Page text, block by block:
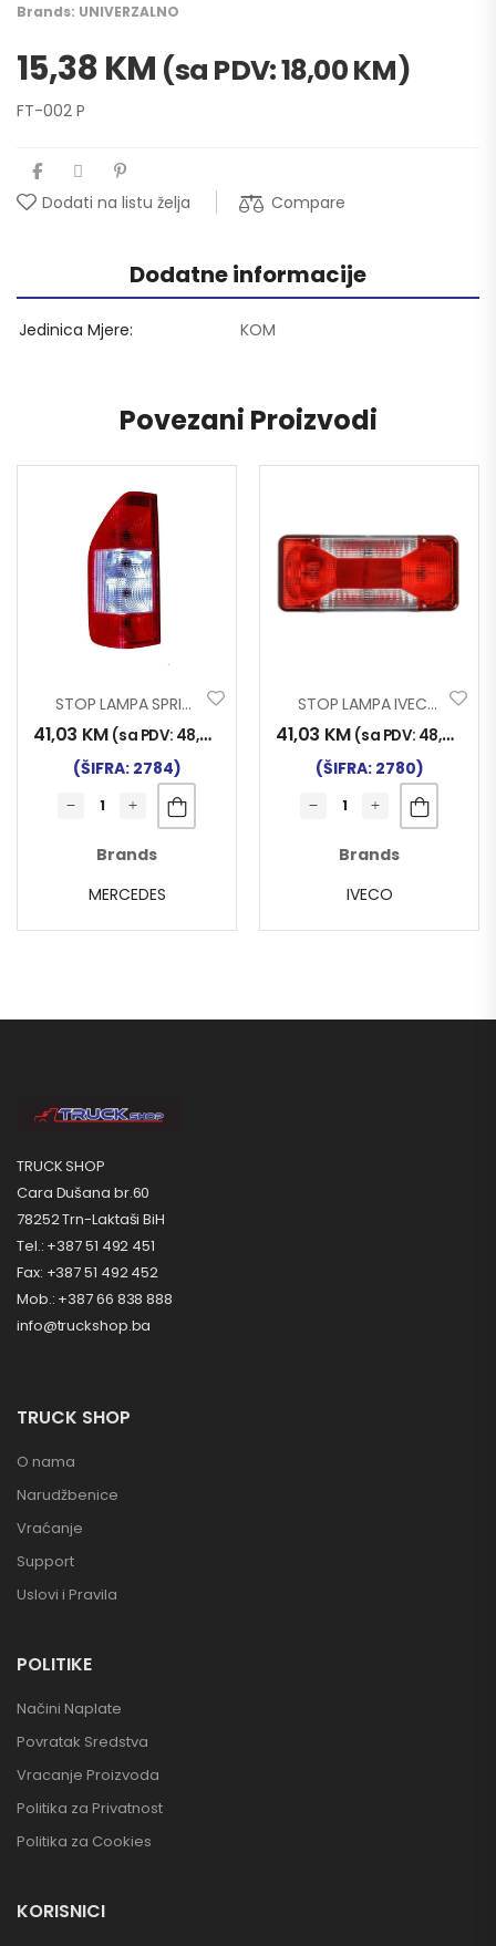
Brands: UNIVERZALNO
15,38KM (sa PDV:18,00KM)
FT-002 P
Dodati na listu želja Compare
Dodatne informacije
Jedinica Mjere KOM
Povezani Proizvodi
STOP LAMPA SPRINTER L
41,03 KM (sa PDV: 48,00
(ŠIFRA: 2784)
Brands
MERCEDES
STOP LAMPA IVECO DAILY
41,03 KM (sa PDV: 48,00
(ŠIFRA: 2780)
Brands
IVECO
TRUCK SHOP
Cara Dušana br.60
78252 Trn-Laktaši BiH
Tel.: +387 51 492 451
Fax: +387 51 492 452
Mob.: +387 66 838 888
info@truckshop.ba
TRUCK SHOP
O nama
Narudžbenice
Vraćanje
Support
Uslovi i Pravila
POLITIKE
Načini Naplate
Povratak Sredstva
Vracanje Proizvoda
Politika za Privatnost
Politika za Cookies
KORISNICI